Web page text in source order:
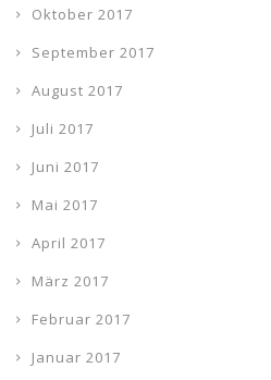
Oktober 2017
September 2017
August 2017
Juli 2017
Juni 2017
Mai 2017
April 2017
März 2017
Februar 2017
Januar 2017